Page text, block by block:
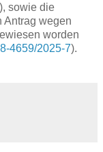
), sowie die
Antrag wegen
worden
4659/2025-7).